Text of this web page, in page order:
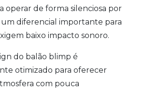
operar de forma silenciosa por
um diferencial importante para
baixo impacto sonoro.
do balão blimp é
otimizado para oferecer
com pouca